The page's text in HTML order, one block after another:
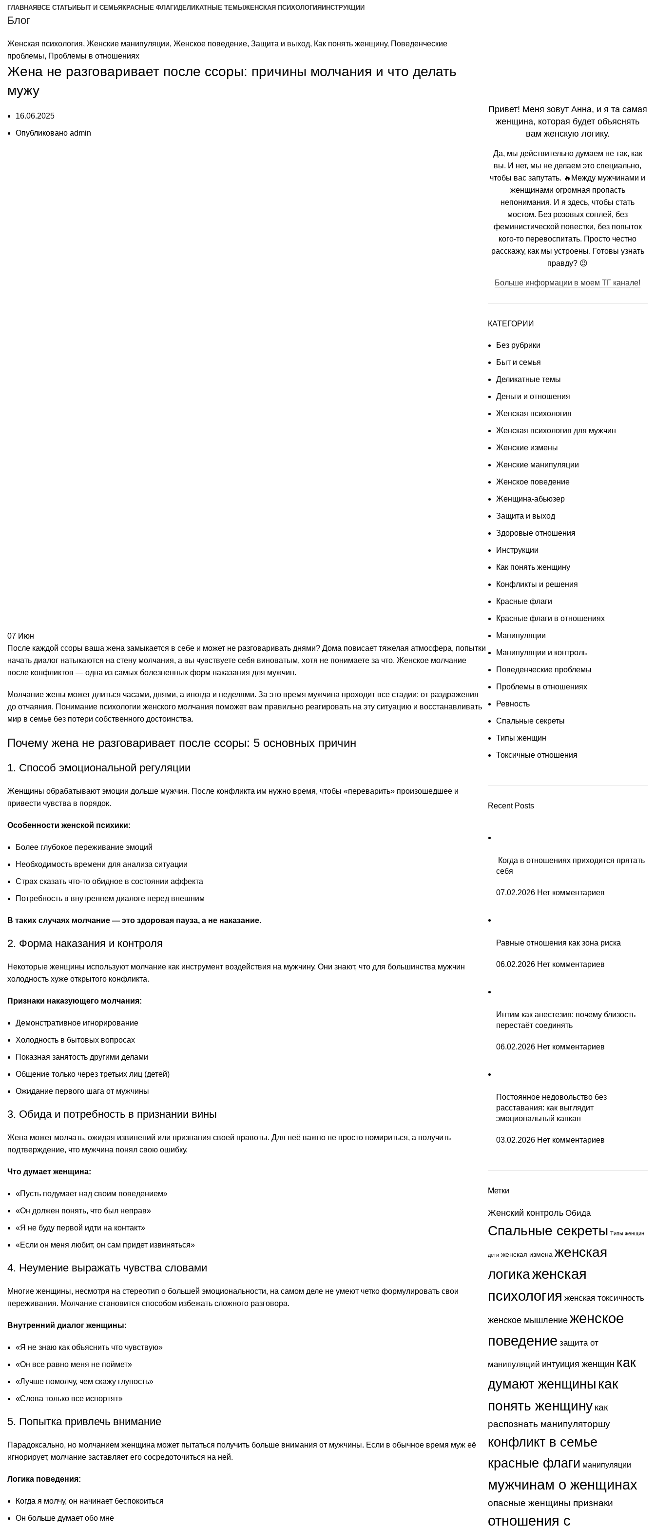
ГЛАВНАЯ ВСЕ СТАТЬИ БЫТ И СЕМЬЯ КРАСНЫЕ ФЛАГИДЕЛИКАТНЫЕ ТЕМЫ ЖЕНСКАЯ ПСИХОЛОГИЯ ИНСТРУКЦИИ
Блог
Женская психология, Женские манипуляции, Женское поведение, Защита и выход, Как понять женщину, Поведенческие
проблемы, Проблемы в отношениях
Жена не разговаривает после ссоры: причины молчания и что делать
мужу
16.06.2025
Опубликовано admin
07 Июн
После каждой ссоры ваша жена замыкается в себе и может не разговаривать днями? Дома повисает тяжелая атмосфера, попытки
начать диалог натыкаются на стену молчания, а вы чувствуете себя виноватым, хотя не понимаете за что. Женское молчание
после конфликтов — одна из самых болезненных форм наказания для мужчин.
Молчание жены может длиться часами, днями, а иногда и неделями. За это время мужчина проходит все стадии: от раздражения
до отчаяния. Понимание психологии женского молчания поможет вам правильно реагировать на эту ситуацию и восстанавливать
мир в семье без потери собственного достоинства.
Почему жена не разговаривает после ссоры: 5 основных причин
1. Способ эмоциональной регуляции
Женщины обрабатывают эмоции дольше мужчин. После конфликта им нужно время, чтобы «переварить» произошедшее и
привести чувства в порядок.
Особенности женской психики:
Более глубокое переживание эмоций
Необходимость времени для анализа ситуации
Страх сказать что-то обидное в состоянии аффекта
Потребность в внутреннем диалоге перед внешним
В таких случаях молчание — это здоровая пауза, а не наказание.
2. Форма наказания и контроля
Некоторые женщины используют молчание как инструмент воздействия на мужчину. Они знают, что для большинства мужчин
холодность хуже открытого конфликта.
Признаки наказующего молчания:
Демонстративное игнорирование
Холодность в бытовых вопросах
Показная занятость другими делами
Общение только через третьих лиц (детей)
Ожидание первого шага от мужчины
3. Обида и потребность в признании вины
Жена может молчать, ожидая извинений или признания своей правоты. Для неё важно не просто помириться, а получить
подтверждение, что мужчина понял свою ошибку.
Что думает женщина:
«Пусть подумает над своим поведением»
«Он должен понять, что был неправ»
«Я не буду первой идти на контакт»
«Если он меня любит, он сам придет извиняться»
4. Неумение выражать чувства словами
Многие женщины, несмотря на стереотип о большей эмоциональности, на самом деле не умеют четко формулировать свои
переживания. Молчание становится способом избежать сложного разговора.
Внутренний диалог женщины:
«Я не знаю как объяснить что чувствую»
«Он все равно меня не поймет»
«Лучше помолчу, чем скажу глупость»
«Слова только все испортят»
5. Попытка привлечь внимание
Парадоксально, но молчанием женщина может пытаться получить больше внимания от мужчины. Если в обычное время муж её
игнорирует, молчание заставляет его сосредоточиться на ней.
Логика поведения:
Когда я молчу, он начинает беспокоиться
Он больше думает обо мне
Привет! Меня зовут Анна, и я та самая
женщина, которая будет объяснять
вам женскую логику.
Да, мы действительно думаем не так, как
вы. И нет, мы не делаем это специально,
чтобы вас запутать. 🔥Между мужчинами и
женщинами огромная пропасть
непонимания. И я здесь, чтобы стать
мостом. Без розовых соплей, без
феминистической повестки, без попыток
кого-то перевоспитать. Просто честно
расскажу, как мы устроены. Готовы узнать
правду? 😉
Больше информации в моем ТГ канале!
КАТЕГОРИИ
Без рубрики
Быт и семья
Деликатные темы
Деньги и отношения
Женская психология
Женская психология для мужчин
Женские измены
Женские манипуляции
Женское поведение
Женщина-абьюзер
Защита и выход
Здоровые отношения
Инструкции
Как понять женщину
Конфликты и решения
Красные флаги
Красные флаги в отношениях
Манипуляции
Манипуляции и контроль
Поведенческие проблемы
Проблемы в отношениях
Ревность
Спальные секреты
Типы женщин
Токсичные отношения
Recent Posts
Когда в отношениях приходится прятать
себя
07.02.2026 Нет комментариев
Равные отношения как зона риска
06.02.2026 Нет комментариев
Интим как анестезия: почему близость
перестаёт соединять
06.02.2026 Нет комментариев
Постоянное недовольство без
расставания: как выглядит
эмоциональный капкан
03.02.2026 Нет комментариев
Метки
Женский контроль Обида
Спальные секреты Типы женщин
дети женская измена женская
логикаженская
психология женская токсичность
женское мышление женское
поведение защита от
манипуляций интуиция женщин как
думают женщиныкак
понять женщину как
распознать манипуляторшу
конфликт в семье
красные флаги манипуляции
мужчинам о женщинах
опасные женщины признаки
отношения с